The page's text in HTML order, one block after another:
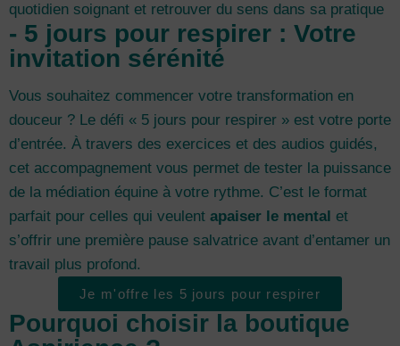
quotidien soignant et retrouver du sens dans sa pratique
- 5 jours pour respirer : Votre
invitation sérénité
Vous souhaitez commencer votre transformation en
douceur ? Le défi « 5 jours pour respirer » est votre porte
d’entrée. À travers des exercices et des audios guidés,
cet accompagnement vous permet de tester la puissance
de la médiation équine à votre rythme. C’est le format
parfait pour celles qui veulent apaiser le mental et
s’offrir une première pause salvatrice avant d’entamer un
travail plus profond.
Je m'offre les 5 jours pour respirer
Pourquoi choisir la boutique